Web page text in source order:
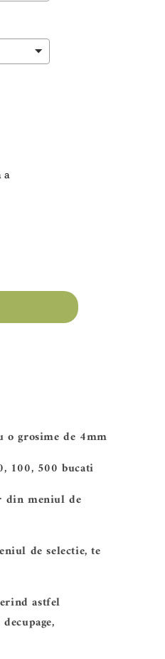
a
o grosime de 4mm
100, 500 bucati
meniul de
de selectie, te
astfel